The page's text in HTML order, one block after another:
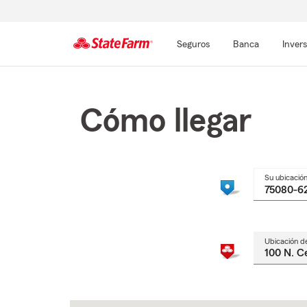
Seguros Banca
Cómo llegar
Su ubicación
Ubicación